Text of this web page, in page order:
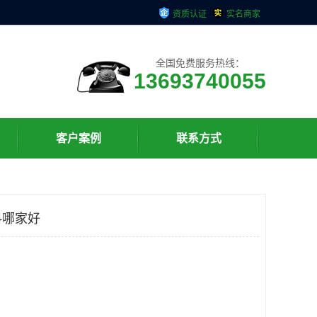
资质认证 实名商家
全国免费服务热线：
13693740055
客户案例 联系方式
家好